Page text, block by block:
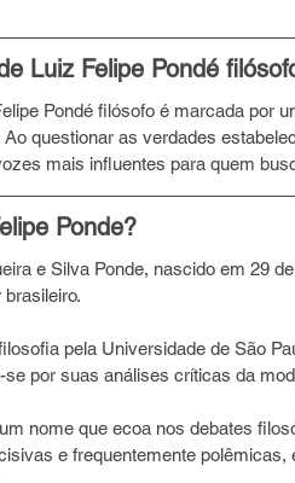
Luiz Felipe Pondé
Pondé filósofo é marcada por
questionar as verdades
mais influentes para quem
Ponde?
e Silva Ponde, nascido em 29
pela Universidade de São
se por suas análises críticas da
nome que ecoa nos debates
e frequentemente